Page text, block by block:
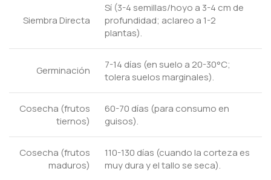
Siembra Directa
Sí (3-4 semillas/hoyo a 3-4 cm de
profundidad; aclareo a 1-2
plantas).
Germinación
7-14 días (en suelo a 20-30°C;
tolera suelos marginales).
Cosecha (frutos
tiernos)
60-70 días (para consumo en
guisos).
Cosecha (frutos
maduros)
110-130 días (cuando la corteza es
muy dura y el tallo se seca).